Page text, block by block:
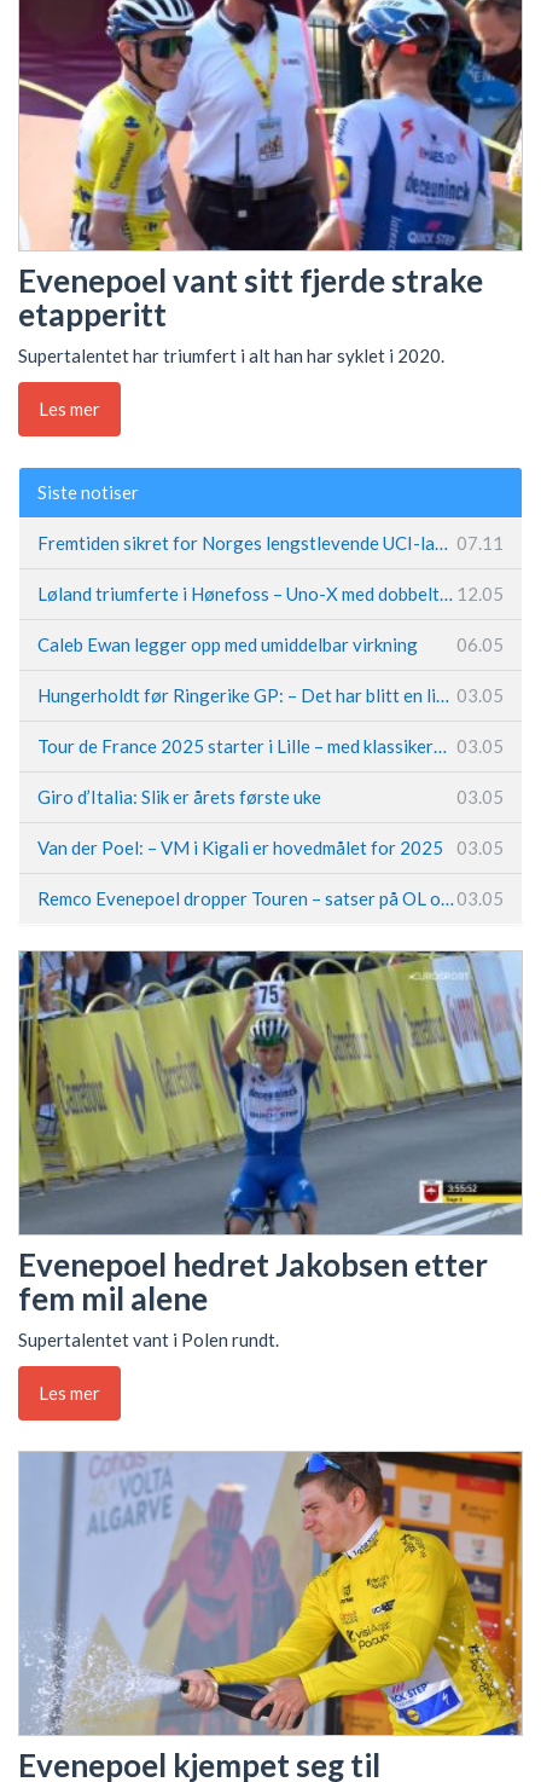
Evenepoel vant sitt fjerde strake
etapperitt
Supertalentet har triumfert i alt han har syklet i 2020.
Les mer
Siste notiser
Fremtiden sikret for Norges lengstlevende UCI-lag – Kristoff trer inn i sentral rolle 07.11
Løland triumferte i Hønefoss – Uno-X med dobbeltslag på hjemmebane 12.05
Caleb Ewan legger opp med umiddelbar virkning 06.05
Hungerholdt før Ringerike GP: – Det har blitt en livsstil 03.05
Tour de France 2025 starter i Lille – med klassikerpreg 03.05
Giro d’Italia: Slik er årets første uke 03.05
Van der Poel: – VM i Kigali er hovedmålet for 2025 03.05
Remco Evenepoel dropper Touren – satser på OL og Vueltaen03.05
Evenepoel hedret Jakobsen etter
fem mil alene
Supertalentet vant i Polen rundt.
Les mer
Evenepoel kjempet seg til